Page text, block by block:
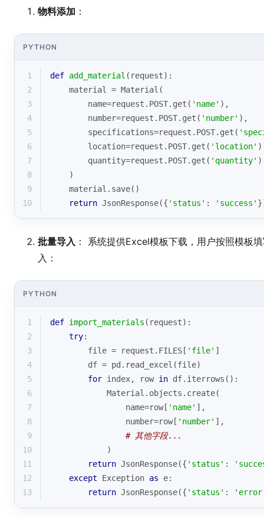
物料添加 ：
PYTHON
1 def add_material ( request):
2
    material = Material(
3
        name=request.POST.get(
'name' ),
4
        number=request.POST.get(
'number' ),
5
        specifications=request.POST.get(
6
        location=request.POST.get(
'location'
7
        quantity=request.POST.get(
'quantity' )
8
    )
9
    material.save()
10
return JsonResponse({ 'status' : 'success'
批量导入 ： 系统提供Excel模板下载，用户按照模板
入：
PYTHON
1 def import_materials ( request):
2
try:
3
        file = request.FILES[
'file' ]
4
        df = pd.read_excel(file)
5
for index, row in df.iterrows():
6
            Material.objects.create(
7
                name=row[
'name' ],
8
                number=row[
'number' ],
9
# 其他字段...
10
            )
11
return JsonResponse({ 'status' :
12
except Exception as e:
13
return JsonResponse({ 'status' :